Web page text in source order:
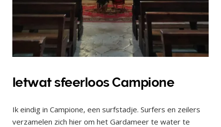
Ietwat sfeerloos Campione
Ik eindig in Campione, een surfstadje. Surfers en zeilers
verzamelen zich hier om het Gardameer te water te